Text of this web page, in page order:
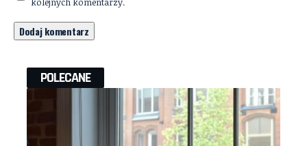
POLECANE